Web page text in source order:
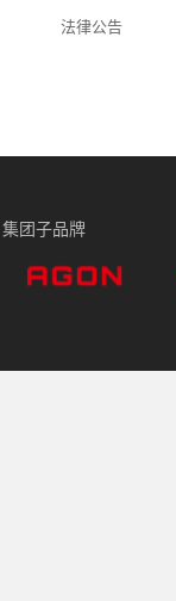
法律公告
集团子品牌